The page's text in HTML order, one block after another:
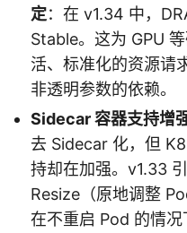
定：在 v1.34 中，
Stable。这为 GPU
活、标准化的资源请
非透明参数的依赖。
Sidecar 容器支持增
去 Sidecar 化，但
持却在加强。v1.33
Resize（原地调整
在不重启 Pod 的情